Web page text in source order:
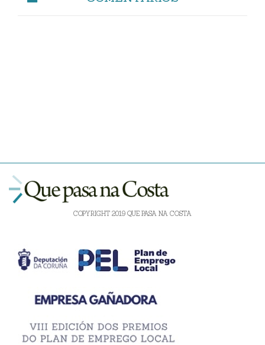
COPYRIGHT 2019 QUE PASA NA COSTA